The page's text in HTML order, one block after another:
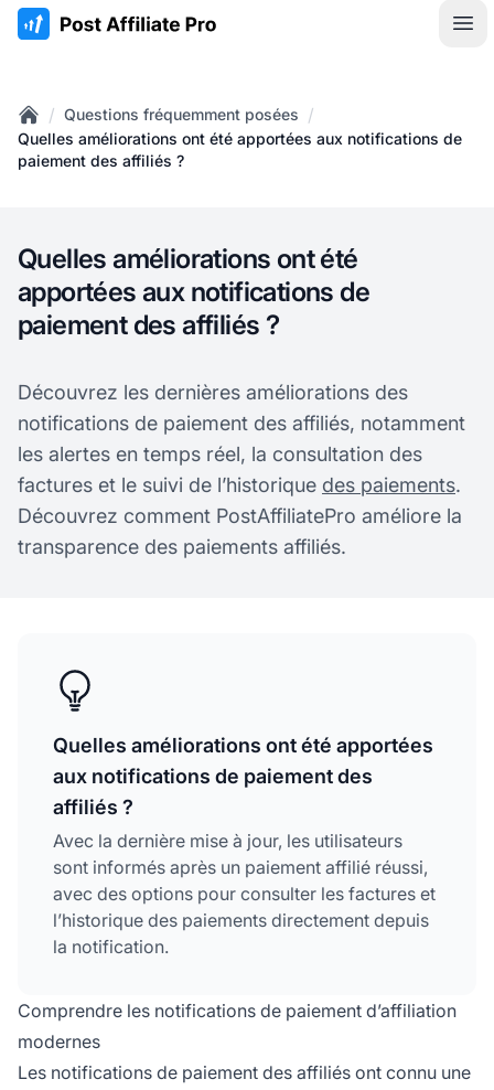
:site.title
Home
/ Questions fréquemment posées /
Quelles améliorations ont été apportées aux notifications de
paiement des affiliés ?
Quelles améliorations ont été
apportées aux notifications de
paiement des affiliés ?
Découvrez les dernières améliorations des
notifications de paiement des affiliés, notamment
les alertes en temps réel, la consultation des
factures et le suivi de l’historique des paiements.
Découvrez comment PostAffiliatePro améliore la
transparence des paiements affiliés.
Quelles améliorations ont été apportées
aux notifications de paiement des
affiliés ?
Avec la dernière mise à jour, les utilisateurs
sont informés après un paiement affilié réussi,
avec des options pour consulter les factures et
l’historique des paiements directement depuis
la notification.
Comprendre les notifications de paiement d’affiliation
modernes
Les notifications de paiement des affiliés ont connu une